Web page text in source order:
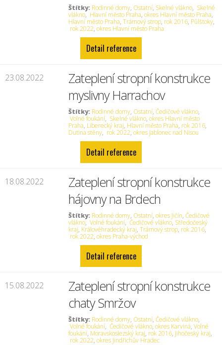
Štítky: Rodinné domy, Ostatní, Skelné vlákno, Skelné
vlákno, Hlavní město Praha,okres Hlavní město Praha,
Hlavní město Praha,Trámový strop, rok 2016, Půlštoky,
rok 2022,okres Hlavní město Praha
Detail reference
23.08.2022
Zateplení stropní konstrukce
myslivny Harrachov
Štítky: Rodinné domy, Ostatní,Čedičové vlákno,
Volné foukání, Skelné vlákno,okres Hlavní město
Praha, Liberecký kraj, Hlavní město Praha, rok 2016,
Dutina stěny, rok 2022,okres Jablonec nad Nisou
Detail reference
18.08.2022
Zateplení stropní konstrukce
hájovny na Brdech
Štítky: Rodinné domy, Ostatní,okres Jičín,Čedičové
vlákno, Volné foukání, Čedičové vlákno, Středočeský
kraj, Královéhradecký kraj,Trámový strop, rok 2016,
rok 2022,okres Praha-východ
Detail reference
15.08.2022
Zateplení stropní konstrukce
chaty Smržov
Štítky: Rodinné domy, Ostatní,Čedičové vlákno,
Volné foukání, Čedičové vlákno,okres Karviná,Volné
foukání, Moravskoslezský kraj, rok 2016, Jihočeský kraj,
rok 2022,okres Jindřichův Hradec